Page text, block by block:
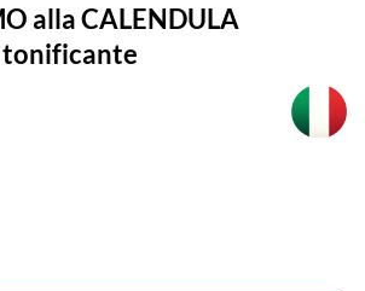
alla CALENDULA
tonificante